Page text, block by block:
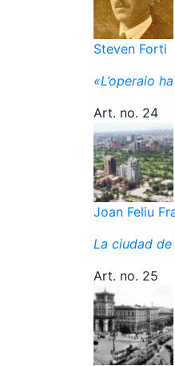
Steven Forti
«L’operaio
Art. no. 24
Joan Feliu
La ciudad
Art. no. 25